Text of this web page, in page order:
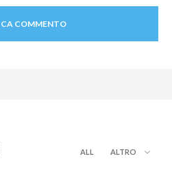
ALL ALTRO